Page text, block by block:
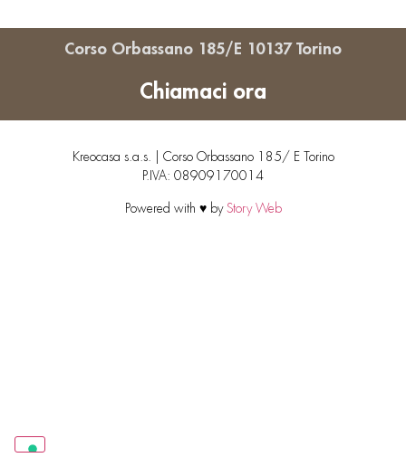
Corso Orbassano 185/E 10137 Torino
Chiamaci ora
Kreocasa s.a.s. | Corso Orbassano 185/ E Torino
P.IVA: 08909170014
Powered with ♥ by Story Web